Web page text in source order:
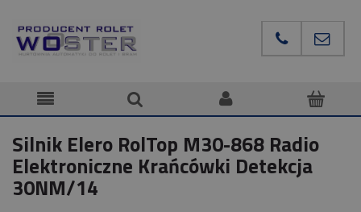
Silnik Elero RolTop M30-868 Radio
Elektroniczne Krańcówki Detekcja
30NM/14